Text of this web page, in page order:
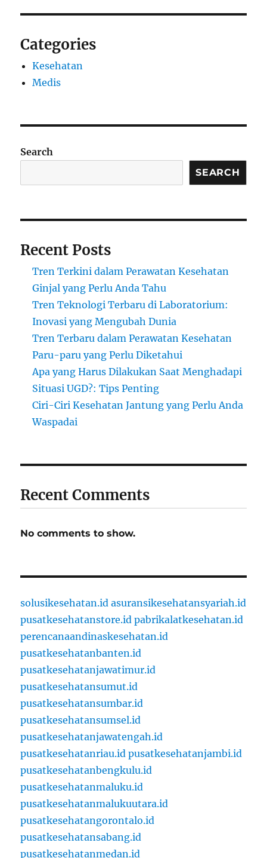
Categories
Kesehatan
Medis
Search
SEARCH
Recent Posts
Tren Terkini dalam Perawatan Kesehatan
Ginjal yang Perlu Anda Tahu
Tren Teknologi Terbaru di Laboratorium:
Inovasi yang Mengubah Dunia
Tren Terbaru dalam Perawatan Kesehatan
Paru-paru yang Perlu Diketahui
Apa yang Harus Dilakukan Saat Menghadapi
Situasi UGD?: Tips Penting
Ciri-Ciri Kesehatan Jantung yang Perlu Anda
Waspadai
Recent Comments
No comments to show.
solusikesehatan.id asuransikesehatansyariah.id
pusatkesehatanstore.id pabrikalatkesehatan.id
perencanaandinaskesehatan.id
pusatkesehatanbanten.id
pusatkesehatanjawatimur.id
pusatkesehatansumut.id
pusatkesehatansumbar.id
pusatkesehatansumsel.id
pusatkesehatanjawatengah.id
pusatkesehatanriau.id pusatkesehatanjambi.id
pusatkesehatanbengkulu.id
pusatkesehatanmaluku.id
pusatkesehatanmalukuutara.id
pusatkesehatangorontalo.id
pusatkesehatansabang.id
pusatkesehatanmedan.id